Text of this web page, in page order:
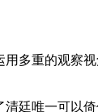
多重的观察
廷唯一可以